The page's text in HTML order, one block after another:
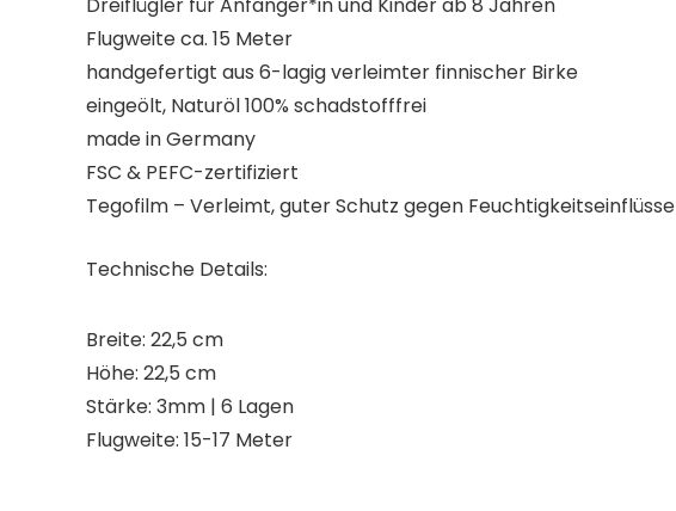
Flugweite ca. 15 Meter
handgefertigt aus 6-lagig verleimter finnischer Birke
eingeölt, Naturöl 100% schadstofffrei
made in Germany
FSC & PEFC-zertifiziert
Tegofilm – Verleimt, guter Schutz gegen Feuchtigkeitseinflüsse
Technische Details:
Breite: 22,5 cm
Höhe: 22,5 cm
Stärke: 3mm | 6 Lagen
Flugweite: 15-17 Meter